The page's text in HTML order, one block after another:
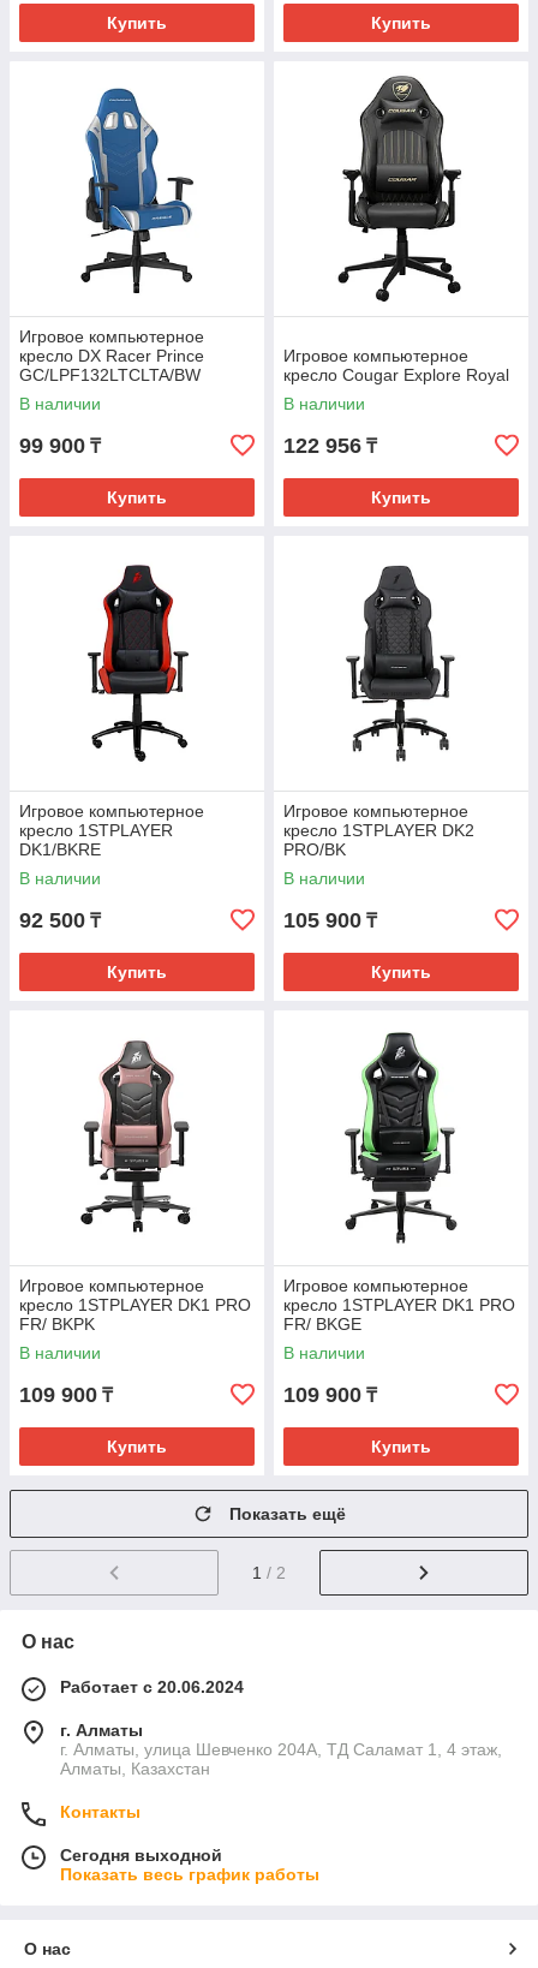
Купить Купить
Игровое компьютерное
кресло DX Racer Prince
GC/LPF132LTCLTA/BW
В наличии
99 900 ₸
Купить
Игровое компьютерное
кресло Cougar Explore Royal
В наличии
122 956 ₸
Купить
Игровое компьютерное
кресло 1STPLAYER
DK1/BKRE
В наличии
92 500 ₸
Купить
Игровое компьютерное
кресло 1STPLAYER DK2
PRO/BK
В наличии
105 900 ₸
Купить
Игровое компьютерное
кресло 1STPLAYER DK1 PRO
FR/ BKPK
В наличии
109 900 ₸
Купить
Игровое компьютерное
кресло 1STPLAYER DK1 PRO
FR/ BKGE
В наличии
109 900 ₸
Купить
Показать ещё
1 / 2
О нас
Работает с 20.06.2024
г. Алматы
г. Алматы, улица Шевченко 204А, ТД Саламат 1, 4 этаж,
Алматы, Казахстан
Контакты
Сегодня выходной
Показать весь график работы
О нас